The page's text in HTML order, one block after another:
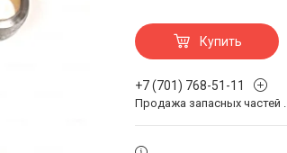
Купить
+7 (701) 768-51-11
Продажа запасных частей .